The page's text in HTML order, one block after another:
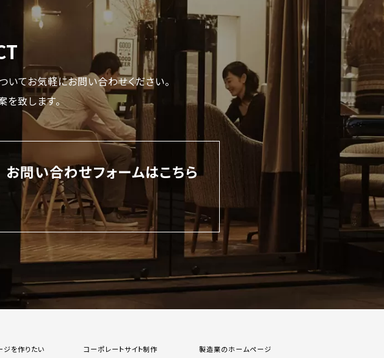
いてお気軽にお問い合わせください。
致します。
お問い合わせフォームはこちら
ジを作りたい
コーポレートサイト制作
製造業のホームページ